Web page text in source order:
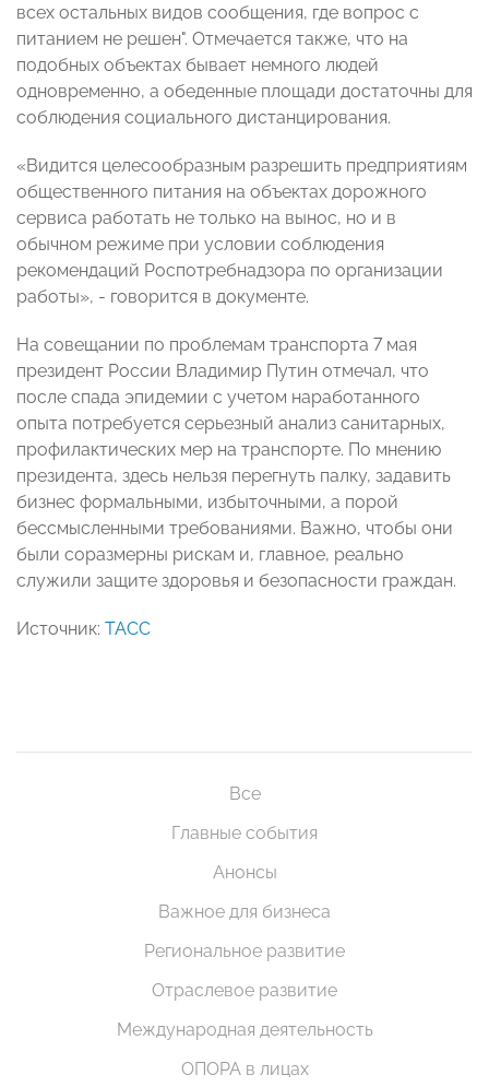
всех остальных видов сообщения, где вопрос с
питанием не решен". Отмечается также, что на
подобных объектах бывает немного людей
одновременно, а обеденные площади достаточны для
соблюдения социального дистанцирования.
«Видится целесообразным разрешить предприятиям
общественного питания на объектах дорожного
сервиса работать не только на вынос, но и в
обычном режиме при условии соблюдения
рекомендаций Роспотребнадзора по организации
работы», - говорится в документе.
На совещании по проблемам транспорта 7 мая
президент России Владимир Путин отмечал, что
после спада эпидемии с учетом наработанного
опыта потребуется серьезный анализ санитарных,
профилактических мер на транспорте. По мнению
президента, здесь нельзя перегнуть палку, задавить
бизнес формальными, избыточными, а порой
бессмысленными требованиями. Важно, чтобы они
были соразмерны рискам и, главное, реально
служили защите здоровья и безопасности граждан.
Источник: ТАСС
Все
Главные события
Анонсы
Важное для бизнеса
Региональное развитие
Отраслевое развитие
Международная деятельность
ОПОРА в лицах